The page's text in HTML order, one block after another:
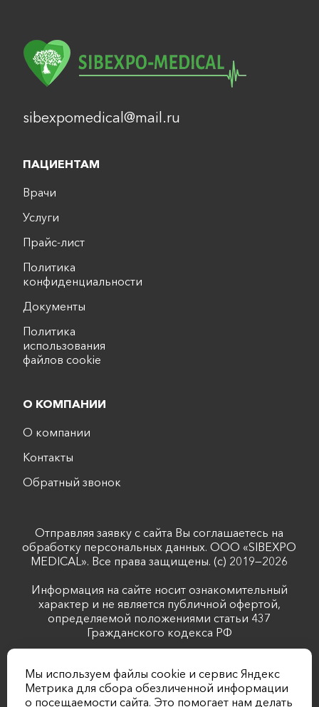
sibexpomedical@mail.ru
ПАЦИЕНТАМ
Врачи
Услуги
Прайс-лист
Политика
конфиденциальности
Документы
Политика
использования
файлов cookie
О КОМПАНИИ
О компании
Контакты
Обратный звонок
Отправляя заявку с сайта Вы соглашаетесь на
обработку персональных данных. ООО «SIBEXPO
MEDICAL». Все права защищены. (с) 2019—2026
Информация на сайте носит ознакомительный
характер и не является публичной офертой,
определяемой положениями статьи 437
Гражданского кодекса РФ
комитетом по лицензированию Томской области от
20.02.2019
Мы используем файлы cookie и сервис Яндекс
Метрика для сбора обезличенной информации
о посещаемости сайта. Это помогает нам делать